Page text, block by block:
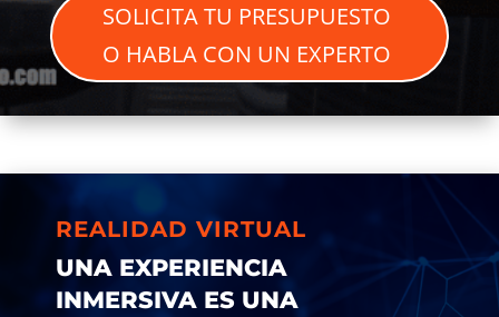
SOLICITA TU PRESUPUESTO
O HABLA CON UN EXPERTO
REALIDAD VIRTUAL
UNA EXPERIENCIA
INMERSIVA ES UNA